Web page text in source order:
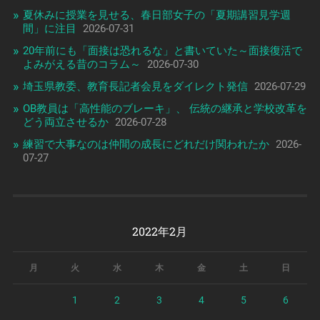
夏休みに授業を見せる、春日部女子の「夏期講習見学週
間」に注目
2026-07-31
20年前にも「面接は恐れるな」と書いていた～面接復活で
よみがえる昔のコラム～
2026-07-30
埼玉県教委、教育長記者会見をダイレクト発信 2026-07-29
OB教員は「高性能のブレーキ」、 伝統の継承と学校改革を
どう両立させるか 2026-07-28
練習で大事なのは仲間の成長にどれだけ関われたか 2026-
07-27
2022年2月
月 火 水 木 金 土 日
1 2 3 4 5 6